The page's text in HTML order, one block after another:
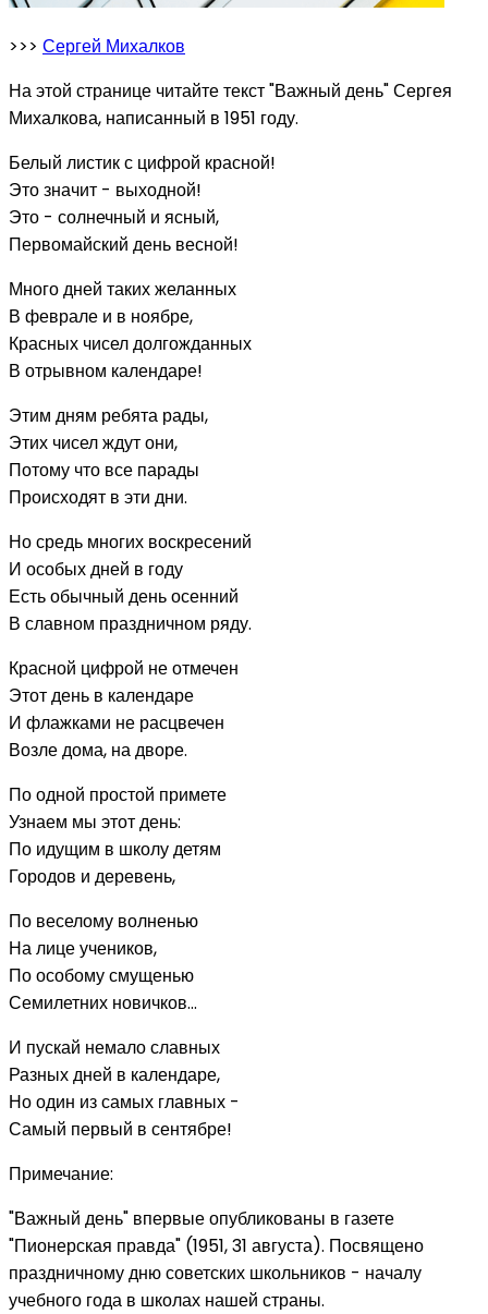
>>> Сергей Михалков
На этой странице читайте текст "Важный день" Сергея
Михалкова, написанный в 1951 году.
Белый листик с цифрой красной!
Это значит - выходной!
Это - солнечный и ясный,
Первомайский день весной!
Много дней таких желанных
В феврале и в ноябре,
Красных чисел долгожданных
В отрывном календаре!
Этим дням ребята рады,
Этих чисел ждут они,
Потому что все парады
Происходят в эти дни.
Но средь многих воскресений
И особых дней в году
Есть обычный день осенний
В славном праздничном ряду.
Красной цифрой не отмечен
Этот день в календаре
И флажками не расцвечен
Возле дома, на дворе.
По одной простой примете
Узнаем мы этот день:
По идущим в школу детям
Городов и деревень,
По веселому волненью
На лице учеников,
По особому смущенью
Семилетних новичков...
И пускай немало славных
Разных дней в календаре,
Но один из самых главных -
Самый первый в сентябре!
Примечание:
"Важный день" впервые опубликованы в газете
"Пионерская правда" (1951, 31 августа). Посвящено
праздничному дню советских школьников - началу
учебного года в школах нашей страны.